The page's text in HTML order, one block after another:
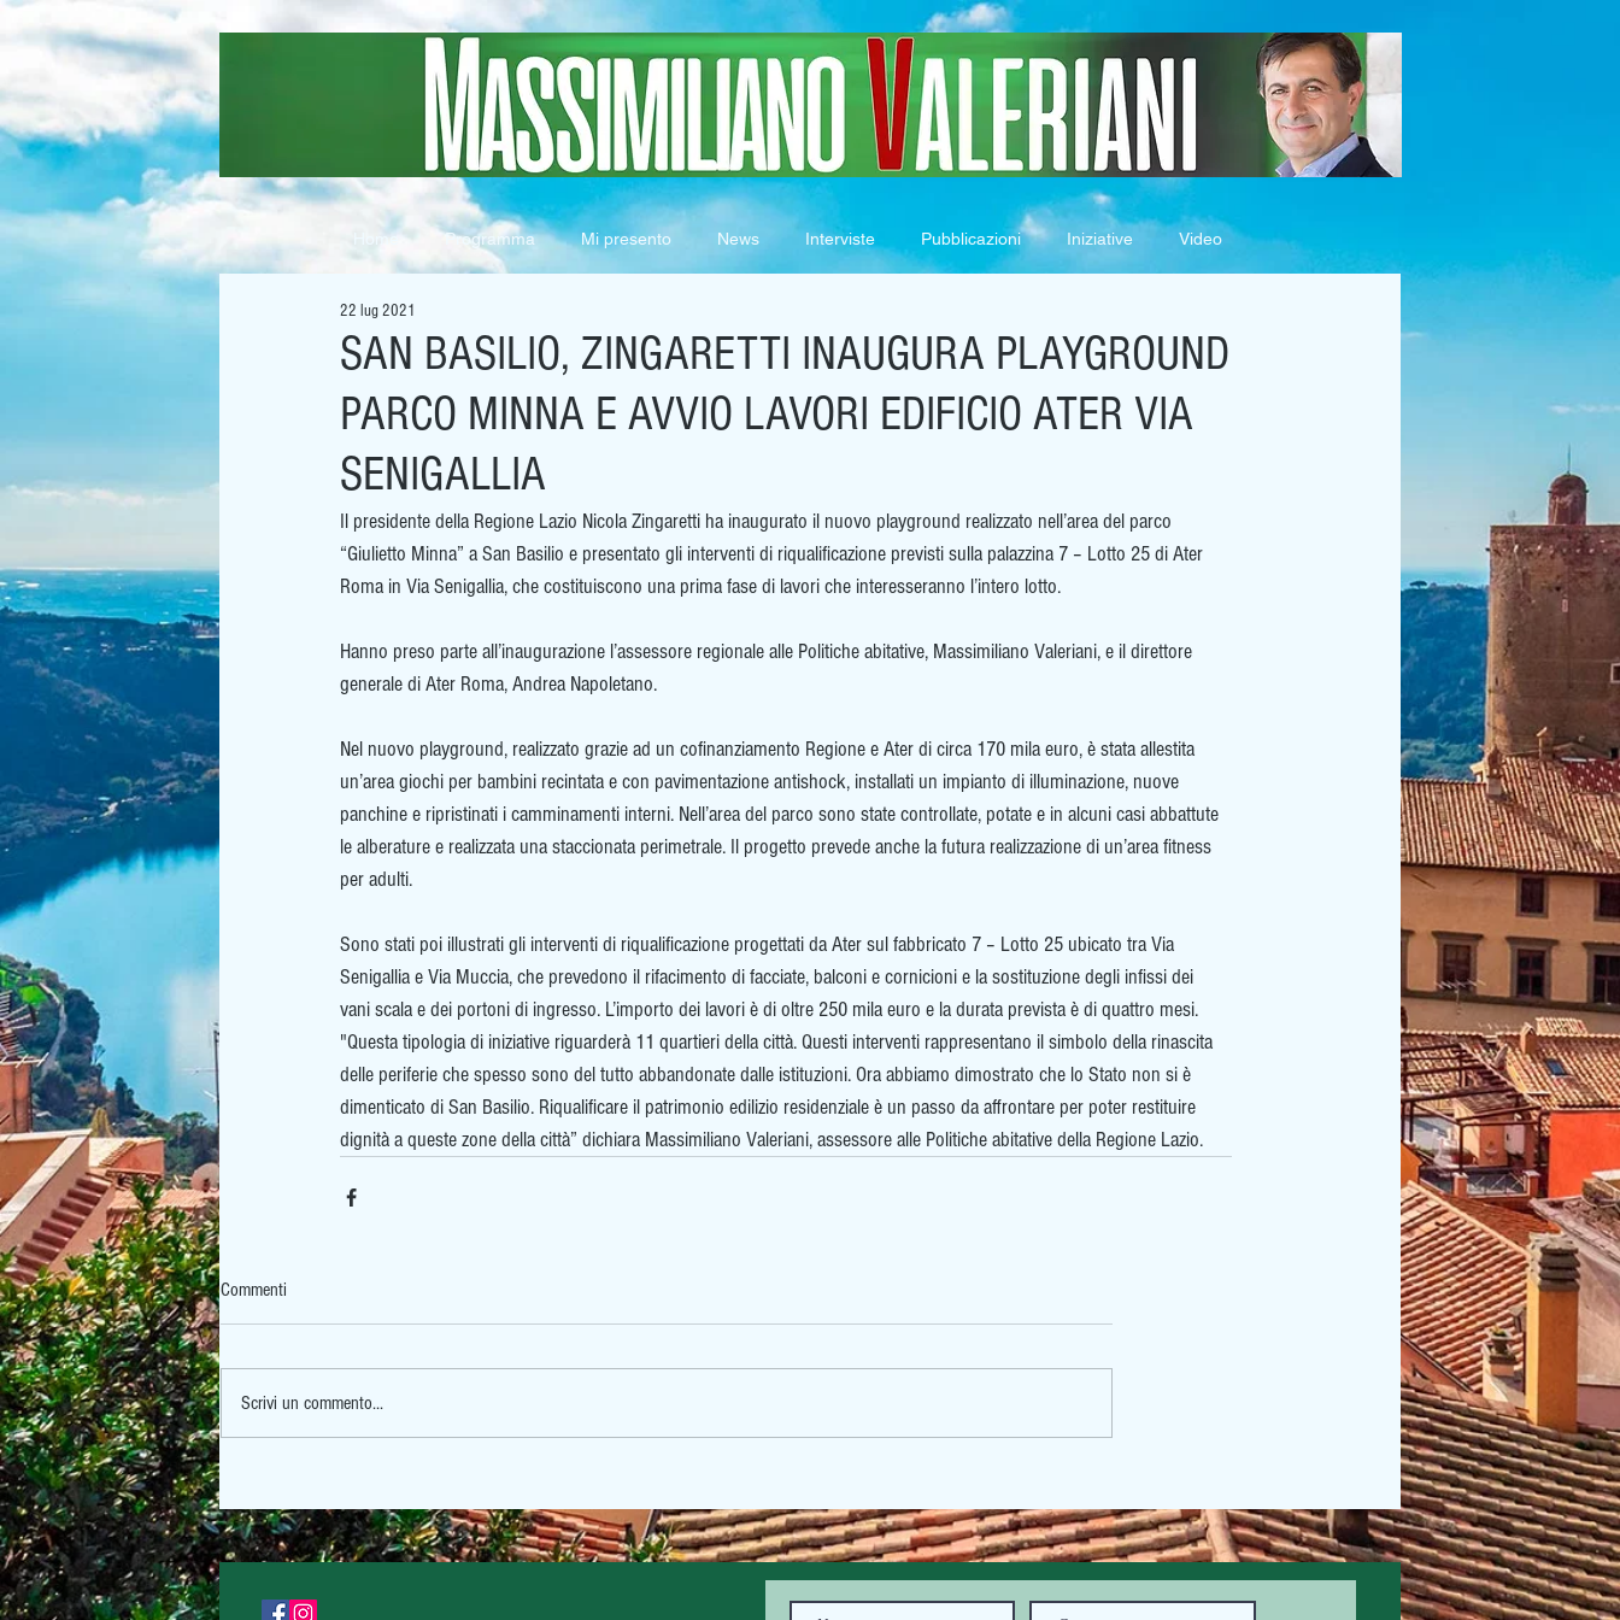
Home Programma Mi presento News Interviste Pubblicazioni Iniziative Video
SAN BASILIO, ZINGARETTI INAUGURA PLAYGROUND
PARCO MINNA E AVVIO LAVORI EDIFICIO ATER VIA
SENIGALLIA
22 lug 2021
Il presidente della Regione Lazio Nicola Zingaretti ha inaugurato il nuovo playground realizzato nell’area del parco
“Giulietto Minna” a San Basilio e presentato gli interventi di riqualificazione previsti sulla palazzina 7 – Lotto 25 di Ater
Roma in Via Senigallia, che costituiscono una prima fase di lavori che interesseranno l’intero lotto.
Hanno preso parte all’inaugurazione l’assessore regionale alle Politiche abitative, Massimiliano Valeriani, e il direttore
generale di Ater Roma, Andrea Napoletano.
Nel nuovo playground, realizzato grazie ad un cofinanziamento Regione e Ater di circa 170 mila euro, è stata allestita
un’area giochi per bambini recintata e con pavimentazione antishock, installati un impianto di illuminazione, nuove
panchine e ripristinati i camminamenti interni. Nell’area del parco sono state controllate, potate e in alcuni casi abbattute
le alberature e realizzata una staccionata perimetrale. Il progetto prevede anche la futura realizzazione di un’area fitness
per adulti.
Sono stati poi illustrati gli interventi di riqualificazione progettati da Ater sul fabbricato 7 – Lotto 25 ubicato tra Via
Senigallia e Via Muccia, che prevedono il rifacimento di facciate, balconi e cornicioni e la sostituzione degli infissi dei
vani scala e dei portoni di ingresso. L’importo dei lavori è di oltre 250 mila euro e la durata prevista è di quattro mesi.
"Questa tipologia di iniziative riguarderà 11 quartieri della città. Questi interventi rappresentano il simbolo della rinascita
delle periferie che spesso sono del tutto abbandonate dalle istituzioni. Ora abbiamo dimostrato che lo Stato non si è
dimenticato di San Basilio. Riqualificare il patrimonio edilizio residenziale è un passo da affrontare per poter restituire
dignità a queste zone della città” dichiara Massimiliano Valeriani, assessore alle Politiche abitative della Regione Lazio.
Commenti
Scrivi un commento...